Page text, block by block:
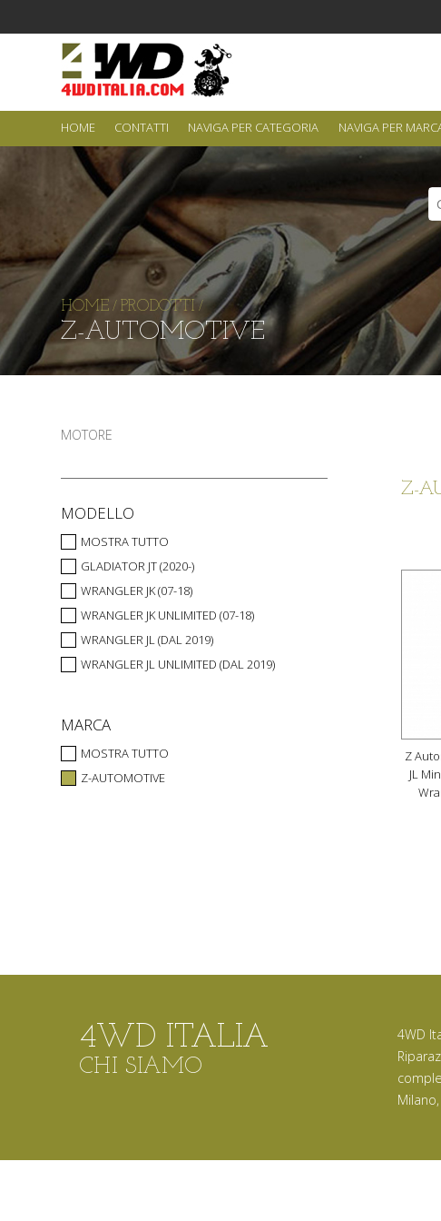
HOME CONTATTI NAVIGA PER CATEGORIA NAVIGA PER
HOME /PRODOTTI /
Z-AUTOMOTIVE
MOTORE
MODELLO
MOSTRA TUTTO
GLADIATOR JT (2020-)
WRANGLER JK (07-18)
WRANGLER JK UNLIMITED (07-18)
WRANGLER JL (DAL 2019)
WRANGLER JL UNLIMITED (DAL 2019)
MARCA
MOSTRA TUTTO
Z-AUTOMOTIVE
Z-
Z
JL
4WD ITALIA
CHI SIAMO
4WD